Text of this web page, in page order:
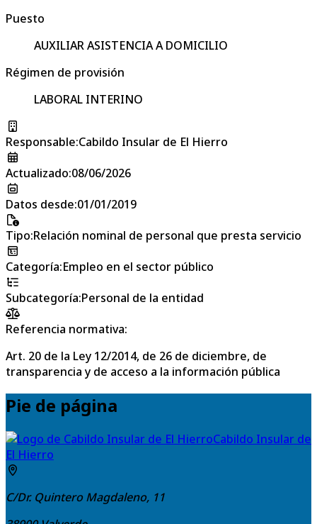
Puesto
AUXILIAR ASISTENCIA A DOMICILIO
Régimen de provisión
LABORAL INTERINO
Responsable:Cabildo Insular de El Hierro
Actualizado:08/06/2026
Datos desde:01/01/2019
Tipo:Relación nominal de personal que presta servicio
Categoría:Empleo en el sector público
Subcategoría:Personal de la entidad
Referencia normativa:
Art. 20 de la Ley 12/2014, de 26 de diciembre, de
transparencia y de acceso a la información pública
Pie de página
Cabildo Insular de
El Hierro
C/Dr. Quintero Magdaleno, 11